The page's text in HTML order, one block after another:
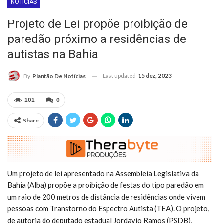
NOTÍCIAS
Projeto de Lei propõe proibição de
paredão próximo a residências de
autistas na Bahia
By Plantão De Notícias Last updated 15 dez, 2023
0
101
Share
Um projeto de lei apresentado na Assembleia Legislativa da
Bahia (Alba) propõe a proibição de festas do tipo paredão em
um raio de 200 metros de distância de residências onde vivem
pessoas com Transtorno do Espectro Autista (TEA). O projeto,
de autoria do deputado estadual Jordavio Ramos (PSDB),